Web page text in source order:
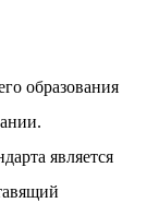
образования
является